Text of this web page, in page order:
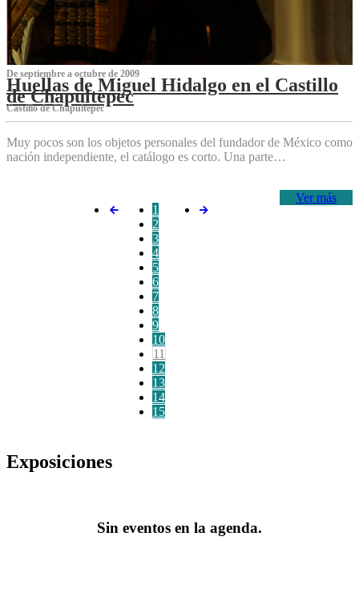
De septiembre a octubre de 2009
Huellas de Miguel Hidalgo en el Castillo
de Chapultepec
Castillo de Chapultepec
Muy pocos son los objetos personales del fundador de México como
nación independiente, el catálogo es corto. Una parte…
Ver más
1
2
3
4
5
6
7
8
9
10
11
12
13
14
15
Exposiciones
Sin eventos en la agenda.